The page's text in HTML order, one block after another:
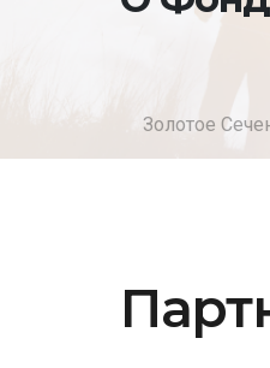
Золотое